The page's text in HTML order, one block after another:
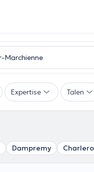
Expertise Talen
Dampremy